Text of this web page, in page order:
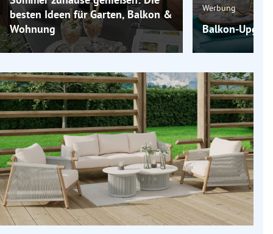
besten Ideen für Garten, Balkon &
Wohnung
Werbung
Balkon-